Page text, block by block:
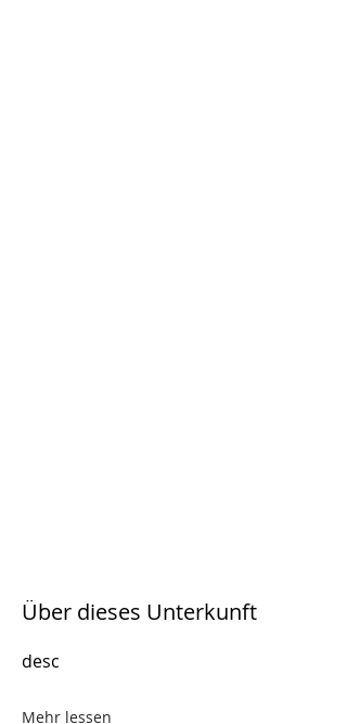
Über dieses Unterkunft
desc
Mehr lessen